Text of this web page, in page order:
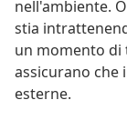
nell'ambiente.
stia
un momento di
assicurano che
esterne.